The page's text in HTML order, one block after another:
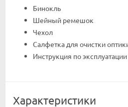
Бинокль
Шейный ремешок
Чехол
Салфетка для очистки
Инструкция по
Характеристики